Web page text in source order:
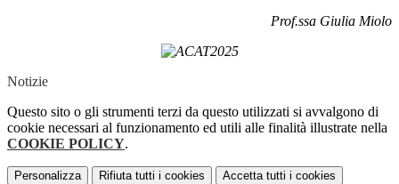
Prof.ssa Giulia Miolo
Notizie
Questo sito o gli strumenti terzi da questo utilizzati si avvalgono di
cookie necessari al funzionamento ed utili alle finalità illustrate nella
COOKIE POLICY.
Personalizza Rifiuta tutti i cookies Accetta tutti i cookies